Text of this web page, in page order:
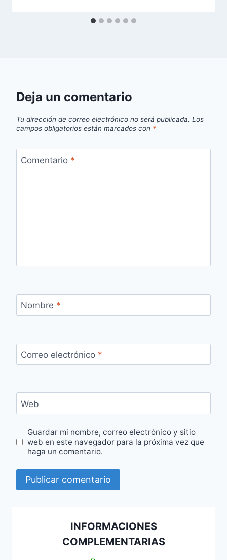
Deja un comentario
Tu dirección de correo electrónico no será publicada. Los
campos obligatorios están marcados con *
Comentario *
Nombre *
Correo electrónico *
Web
Guardar mi nombre, correo electrónico y sitio
web en este navegador para la próxima vez que
haga un comentario.
INFORMACIONES
COMPLEMENTARIAS